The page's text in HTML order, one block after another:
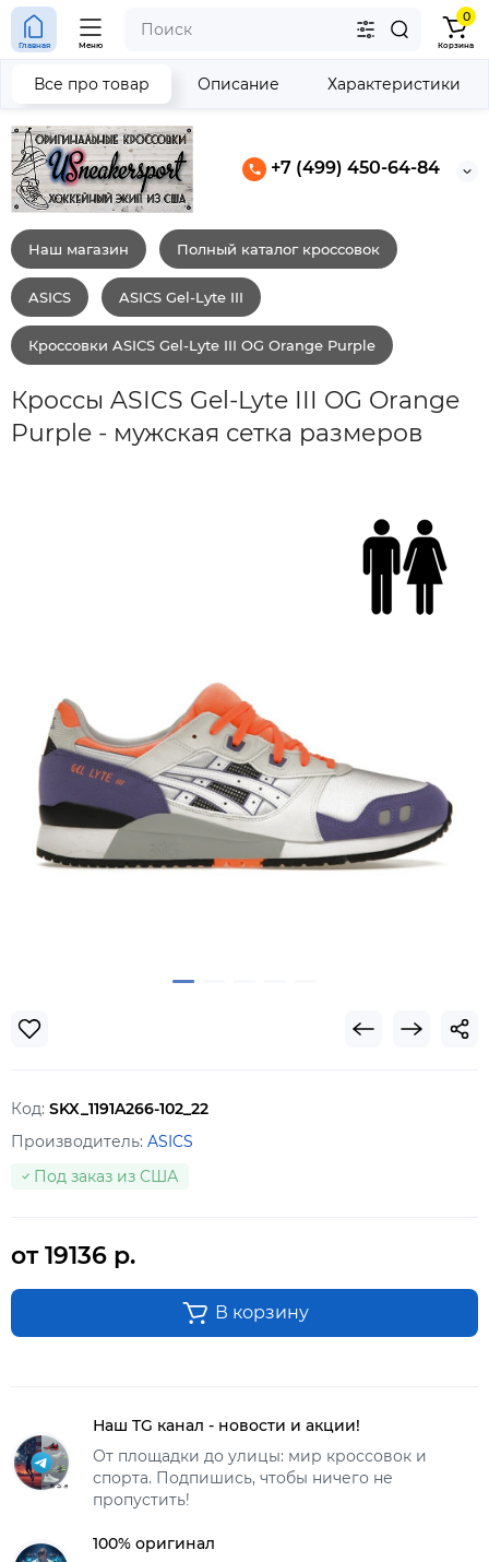
+7 (499) 450-64-84
Главная Меню
0
Корзина
Наш магазин Полный каталог кроссовок
ASICS ASICS Gel-Lyte III
Кроссовки ASICS Gel-Lyte III OG Orange Purple
Кроссы ASICS Gel-Lyte III OG Orange
Purple - мужская сетка размеров
Все про товар Описание Характеристики
Код: SKX_1191A266-102_22
Производитель: ASICS
Под заказ из США
от 19136 р.
В корзину
Наш TG канал - новости и акции!
От площадки до улицы: мир кроссовок и
спорта. Подпишись, чтобы ничего не
пропустить!
100% оригинал